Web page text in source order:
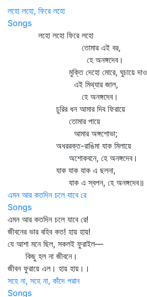
লহো লহো, ফিরে লহো
Songs
লহো লহো ফিরে লহো
তোমার এই বর,
হে অনঙ্গদেব।
মুক্তি দেহো মোরে, ঘুচায়ে দাও
এই মিথ্যার জাল,
হে অনঙ্গদেব।
চুরির ধন আমার দিব ফিরায়ে
তোমার পায়ে
আমার অঙ্গশোভা;
অধররক্ত-রাঙিমা যাক মিলায়ে
অশোকবনে, হে অনঙ্গদেব।
যাক যাক যাক এ ছলনা,
যাক এ স্বপন, হে অনঙ্গদেব॥
এমন আর কতদিন চলে যাবে রে
Songs
এমন আর কতদিন চলে যাবে রে!
জীবনের ভার বহিব কত! হায় হায়!
যে আশা মনে ছিল, সকলই ফুরাইল—
কিছু হল না জীবনে।
জীবন ফুরায়ে এল। হায় হায়।।
সহে না, সহে না, কাঁদে পরান
Songs